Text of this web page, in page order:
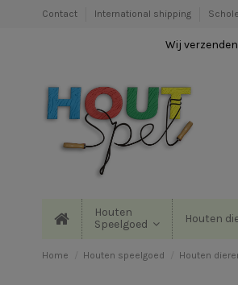
Contact International shipping
Wij
Houten
Speelgoed
Houten
Home Houten speelgoed Houten